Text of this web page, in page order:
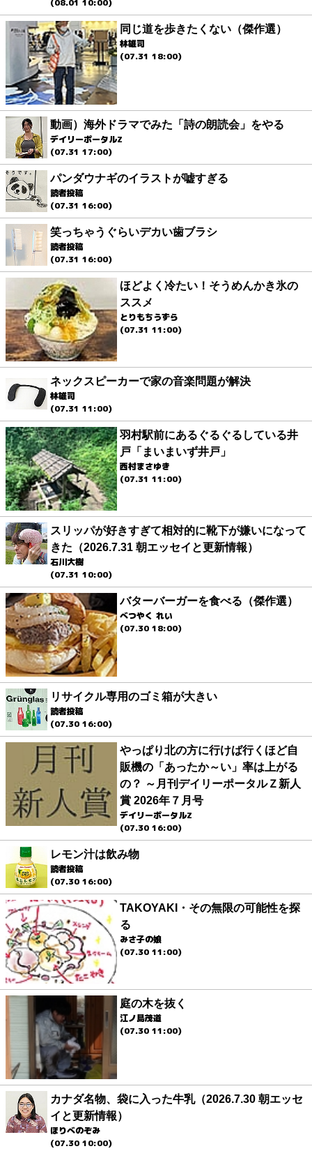
同じ道を歩きたくない（傑作選）
林雄司
(07.31 18:00)
動画）海外ドラマでみた「詩の朗読会」をやる
デイリーポータルZ
(07.31 17:00)
パンダウナギのイラストが嘘すぎる
読者投稿
(07.31 16:00)
笑っちゃうぐらいデカい歯ブラシ
読者投稿
(07.31 16:00)
ほどよく冷たい！そうめんかき氷の
ススメ
とりもちうずら
(07.31 11:00)
ネックスピーカーで家の音楽問題が解決
林雄司
(07.31 11:00)
羽村駅前にあるぐるぐるしている井
戸「まいまいず井戸」
西村まさゆき
(07.31 11:00)
スリッパが好きすぎて相対的に靴下が嫌いになって
きた（2026.7.31 朝エッセイと更新情報）
石川大樹
(07.31 10:00)
バターバーガーを食べる（傑作選）
べつやく れい
(07.30 18:00)
リサイクル専用のゴミ箱が大きい
読者投稿
(07.30 16:00)
やっぱり北の方に行けば行くほど自
販機の「あったか～い」率は上がる
の？ ～月刊デイリーポータルＺ新人
賞 2026年７月号
デイリーポータルZ
(07.30 16:00)
レモン汁は飲み物
読者投稿
(07.30 16:00)
TAKOYAKI・その無限の可能性を探
る
みさ子の娘
(07.30 11:00)
庭の木を抜く
江ノ島茂道
(07.30 11:00)
カナダ名物、袋に入った牛乳（2026.7.30 朝エッセ
イと更新情報）
ほりべのぞみ
(07.30 10:00)